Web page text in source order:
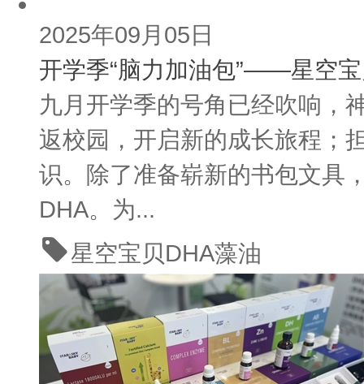
2025年09月05日
开学季“脑力加油包”——星空
九月开学季的号角已经吹响，
返校园，开启新的成长旅程；
识。除了准备崭新的书包文具
DHA。为...
星空宝贝DHA藻油